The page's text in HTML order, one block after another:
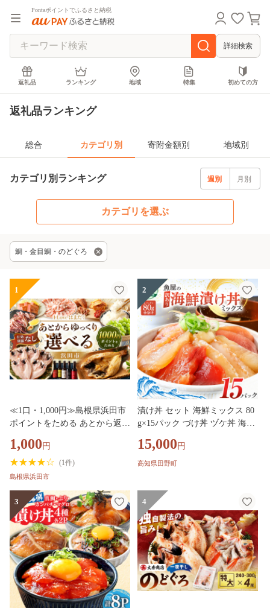
Pontaポイントでふるさと納税
詳細検索
返礼品 ランキング 地域 特集 初めての方
返礼品ランキング
総合 カテゴリ別 寄附金額別 地域別
カテゴリ別ランキング 週別 月別
カテゴリを選ぶ
鯛・金目鯛・のどぐろ
1
≪1口・1,000円≫島根県浜田市
ポイントをためる あとから返礼
べる 選べる 選ぶ あとから 【14
0_1538】
1,000 円
(1件)
島根県浜田市
2
漬け丼 セット 海鮮ミックス 80
g×15パック づけ丼 ヅケ丼 海鮮
り 規格外 マグロ 鮪 まぐろ ブ
リ 鰤 ぶり カンパチ かんぱち
おかず 惣菜 海鮮 魚介類 新鮮
個包装 小分け 真空パック 海鮮
丼セット 刺身 おすすめ 人気 ラ
ンキング ふるさと納税 ふるさ
とチョイス 15000円
15,000 円
高知県田野町
3 4